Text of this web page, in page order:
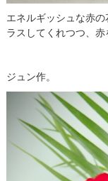
エネルギッシュな赤
ラスしてくれつつ、赤
ジュン作。